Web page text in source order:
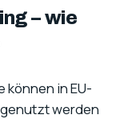
– wie
können in EU-
werden